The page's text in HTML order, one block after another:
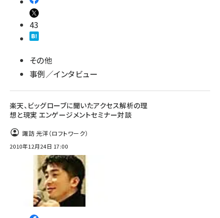
43
その他
事例／インタビュー
楽天、ビッグローブに聞いたアクセス解析の理
想と現実 エンゲージメントセミナー対談
諏訪 光洋（ロフトワーク）
2010年12月24日 17:00